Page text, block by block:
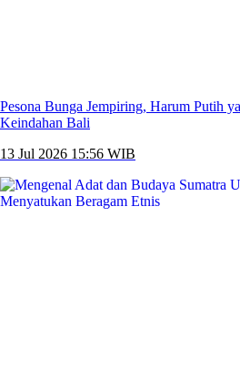
Pesona Bunga Jempiring, Harum Putih
Keindahan Bali
13 Jul 2026 15:56 WIB